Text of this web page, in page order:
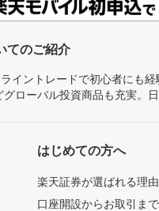
てのご紹介
イントレードで初心者にも
ローバル投資商品も充実。
はじめての方へ
楽天証券が選ばれる理由
口座開設からお取引ま